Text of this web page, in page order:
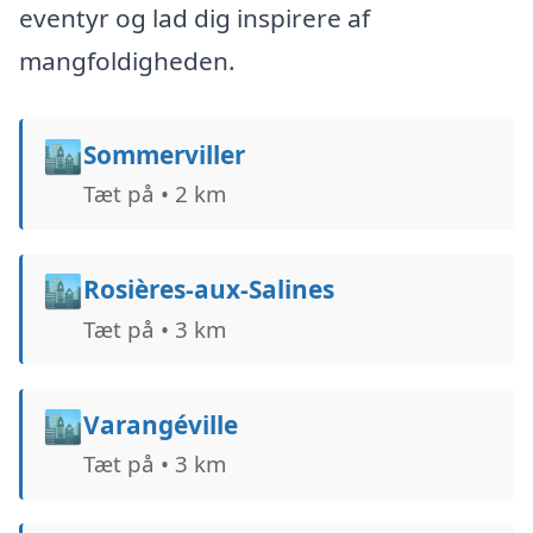
eventyr og lad dig inspirere af
mangfoldigheden.
🏙️Sommerviller
Tæt på • 2 km
🏙️Rosières-aux-Salines
Tæt på • 3 km
🏙️Varangéville
Tæt på • 3 km